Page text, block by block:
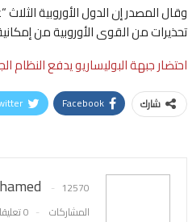
وقال المصدر إن الدول الأوروبية
تحذيرات من القوى الأوروبية من
احتضار جبهة البوليساريو يدفع النظام
شارك Facebook
12570
المشاركات
0 تعليقات